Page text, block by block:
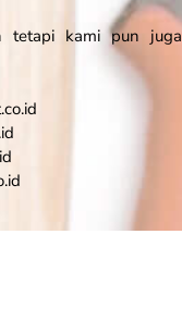
tetapi kami pun juga